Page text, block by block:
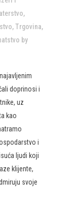
,
,Trgovina,
by
doprinosi i
uz
kao
i
ljudi koji
klijente,
svoje